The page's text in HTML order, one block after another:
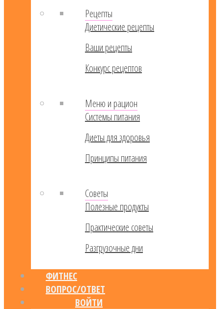
Рецепты
Диетические рецепты
Ваши рецепты
Конкурс рецептов
Меню и рацион
Системы питания
Диеты для здоровья
Принципы питания
Советы
Полезные продукты
Практические советы
Разгрузочные дни
ФИТНЕС
ВОПРОС/ОТВЕТ
ВОЙТИ